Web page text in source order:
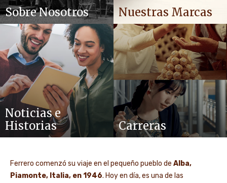
Sobre Nosotros Nuestras Marcas
Noticias e
Historias
Carreras
Ferrero comenzó su viaje en el pequeño pueblo de Alba,
Piamonte, Italia, en 1946. Hoy en día, es una de las